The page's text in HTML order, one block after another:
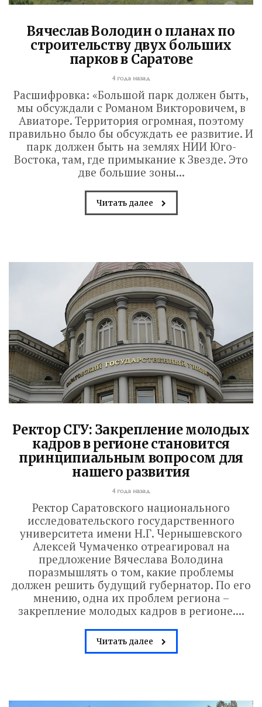
Вячеслав Володин о планах по
строительству двух больших
парков в Саратове
4 года назад
Расшифровка: «Большой парк должен быть,
мы обсуждали с Романом Викторовичем, в
Авиаторе. Территория огромная, поэтому
правильно было бы обсуждать ее развитие. И
парк должен быть на землях НИИ Юго-
Востока, там, где примыкание к Звезде. Это
две большие зоны...
Читать далее
Ректор СГУ: Закрепление молодых
кадров в регионе становится
принципиальным вопросом для
нашего развития
4 года назад
Ректор Саратовского национального
исследовательского государственного
университета имени Н.Г. Чернышевского
Алексей Чумаченко отреагировал на
предложение Вячеслава Володина
поразмышлять о том, какие проблемы
должен решить будущий губернатор. По его
мнению, одна их проблем региона –
закрепление молодых кадров в регионе....
Читать далее